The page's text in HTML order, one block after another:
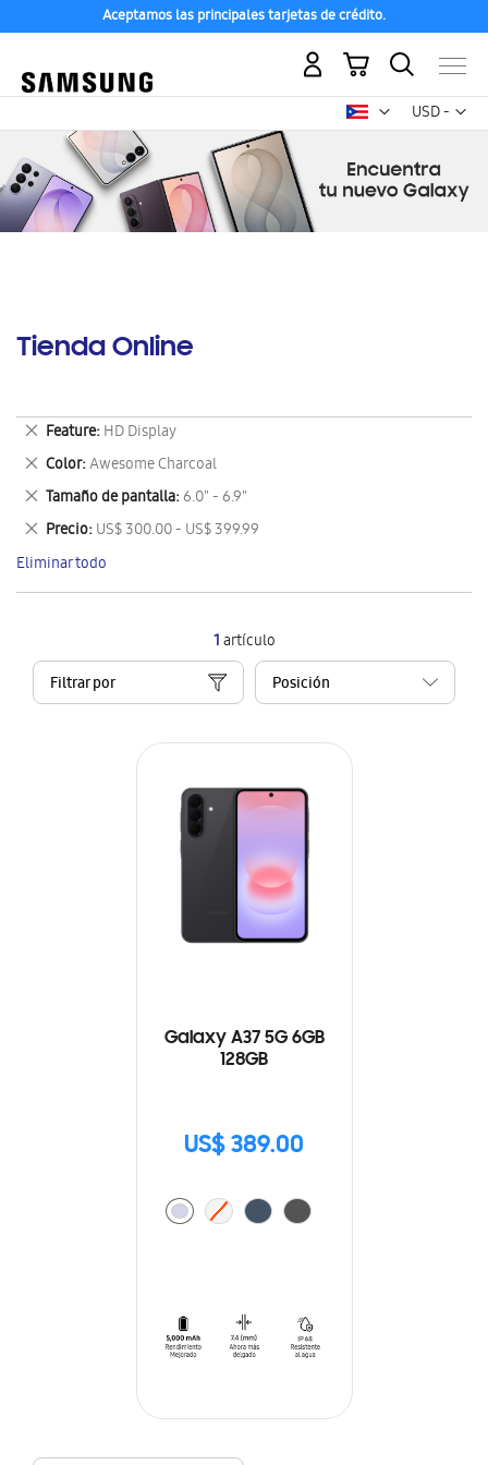
Aceptamos las principales tarjetas de crédito.
USD -
dólar
Mi carrito
Tienda Online
1artículo
Filtrar por
Galaxy A37 5G 6GB
128GB
US$ 389.00
Feature HD Display
Eliminar
este
artículo
Color Awesome Charcoal
Eliminar
este
artículo
Tamaño de pantalla 6.0" - 6.9"
Eliminar
este
artículo
Precio US$ 300.00 - US$ 399.99
Eliminar
este
artículo
Eliminar todo